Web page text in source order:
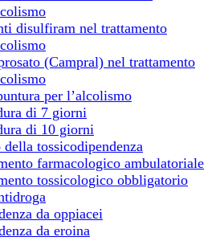
disulfiram nel trattamento
(Campral) nel trattamento
per l’alcolismo
di 7 giorni
di 10 giorni
della tossicodipendenza
farmacologico ambulatoriale
tossicologico obbligatorio
da oppiacei
da eroina